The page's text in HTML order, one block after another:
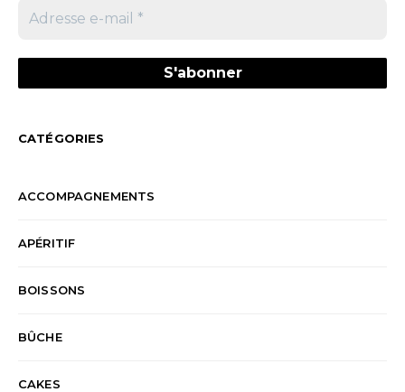
CATÉGORIES
ACCOMPAGNEMENTS
APÉRITIF
BOISSONS
BÛCHE
CAKES